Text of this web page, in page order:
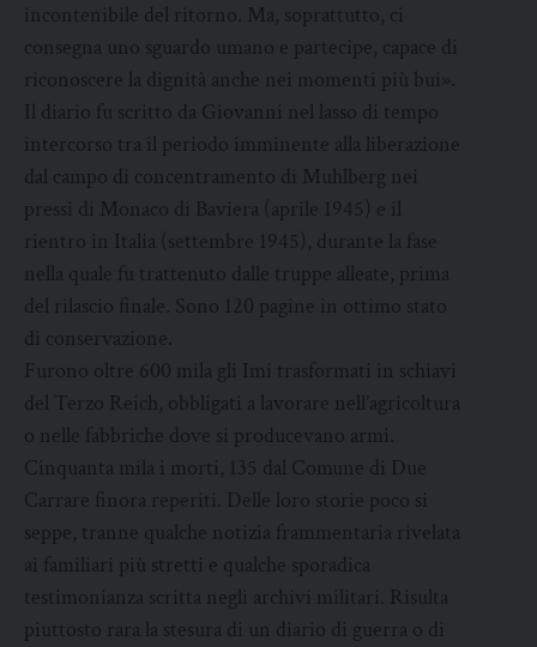
incontenibile del ritorno. Ma, soprattutto, ci
consegna uno sguardo umano e partecipe, capace di
riconoscere la dignità anche nei momenti più bui».
Il diario fu scritto da Giovanni nel lasso di tempo
intercorso tra il periodo imminente alla liberazione
dal campo di concentramento di Muhlberg nei
pressi di Monaco di Baviera (aprile 1945) e il
rientro in Italia (settembre 1945), durante la fase
nella quale fu trattenuto dalle truppe alleate, prima
del rilascio finale. Sono 120 pagine in ottimo stato
di conservazione.
Furono oltre 600 mila gli Imi trasformati in schiavi
del Terzo Reich, obbligati a lavorare nell’agricoltura
o nelle fabbriche dove si producevano armi.
Cinquanta mila i morti, 135 dal Comune di Due
Carrare finora reperiti. Delle loro storie poco si
seppe, tranne qualche notizia frammentaria rivelata
ai familiari più stretti e qualche sporadica
testimonianza scritta negli archivi militari. Risulta
piuttosto rara la stesura di un diario di guerra o di